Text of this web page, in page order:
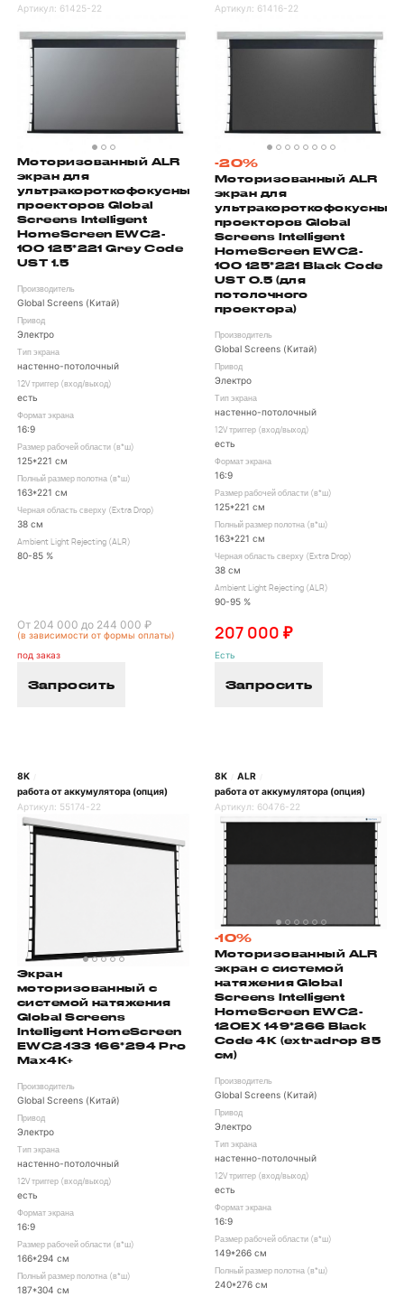
Артикул: 61425-22
Моторизованный ALR
экран для
ультракороткофокусных
проекторов Global
Screens Intelligent
HomeScreen EWC2-
100 125*221 Grey Code
UST 1.5
Производитель
Global Screens (Китай)
Привод
Электро
Тип экрана
настенно-потолочный
12V триггер (вход/выход)
есть
Формат экрана
16:9
Размер рабочей области (в*ш)
125*221 см
Полный размер полотна (в*ш)
163*221 см
Черная область сверху (Extra Drop)
38 см
Ambient Light Rejecting (ALR)
80-85 %
От 204 000 до 244 000 ₽
(в зависимости от формы оплаты)
под заказ
Запросить
Артикул: 61416-22
-20%
Моторизованный ALR
экран для
ультракороткофокусных
проекторов Global
Screens Intelligent
HomeScreen EWC2-
100 125*221 Black Code
UST 0.5 (для
потолочного
проектора)
Производитель
Global Screens (Китай)
Привод
Электро
Тип экрана
настенно-потолочный
12V триггер (вход/выход)
есть
Формат экрана
16:9
Размер рабочей области (в*ш)
125*221 см
Полный размер полотна (в*ш)
163*221 см
Черная область сверху (Extra Drop)
38 см
Ambient Light Rejecting (ALR)
90-95 %
207 000 ₽
Есть
Запросить
8K
работа от аккумулятора (опция)
Артикул: 55174-22
Экран
моторизованный с
системой натяжения
Global Screens
Intelligent HomeScreen
EWC2-133 166*294 Pro
Max4K+
Производитель
Global Screens (Китай)
Привод
Электро
Тип экрана
настенно-потолочный
12V триггер (вход/выход)
есть
Формат экрана
16:9
Размер рабочей области (в*ш)
166*294 см
Полный размер полотна (в*ш)
187*304 см
8K ALR
работа от аккумулятора (опция)
Артикул: 60476-22
-10%
Моторизованный ALR
экран с системой
натяжения Global
Screens Intelligent
HomeScreen EWC2-
120EX 149*266 Black
Code 4K (extradrop 85
см)
Производитель
Global Screens (Китай)
Привод
Электро
Тип экрана
настенно-потолочный
12V триггер (вход/выход)
есть
Формат экрана
16:9
Размер рабочей области (в*ш)
149*266 см
Полный размер полотна (в*ш)
240*276 см